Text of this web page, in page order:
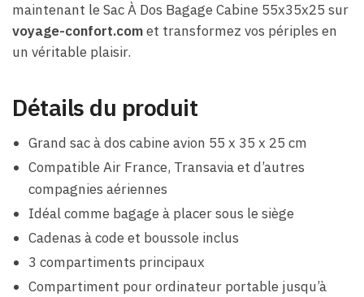
maintenant le Sac À Dos Bagage Cabine 55x35x25 sur
voyage-confort.comet transformez vos périples en
un véritable plaisir.
Détails du produit
Grand sac à dos cabine avion 55 x 35 x 25 cm
Compatible Air France, Transavia et d’autres
compagnies aériennes
Idéal comme bagage à placer sous le siège
Cadenas à code et boussole inclus
3 compartiments principaux
Compartiment pour ordinateur portable jusqu’à